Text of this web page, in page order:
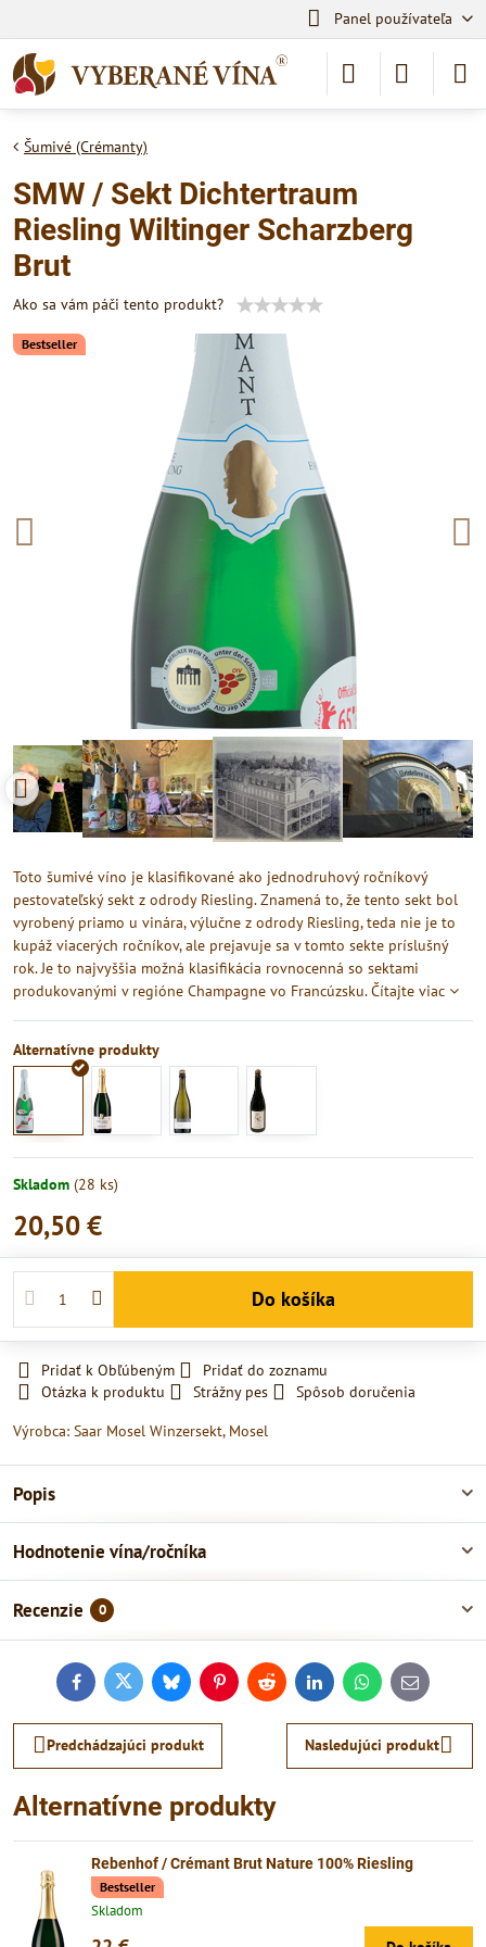
Panel používateľa
Bestseller
Šumivé (Crémanty)
SMW / Sekt Dichtertraum
Riesling Wiltinger Scharzberg
Brut
Ako sa vám páči tento produkt?
Toto šumivé víno je klasifikované ako jednodruhový ročníkový
pestovateľský sekt z odrody Riesling. Znamená to, že tento sekt bol
vyrobený priamo u vinára, výlučne z odrody Riesling, teda nie je to
kupáž viacerých ročníkov, ale prejavuje sa v tomto sekte príslušný
rok. Je to najvyššia možná klasifikácia rovnocenná so sektami
produkovanými v regióne Champagne vo Francúzsku.Čítajte viac
Skladom (28 ks)
20,50 €
Do košíka
Pridať k Obľúbeným
Pridať do zoznamu
Otázka k produktu
Strážny pes
Spôsob doručenia
Výrobca: Saar Mosel Winzersekt, Mosel
Popis
Hodnotenie vína/ročníka
Recenzie 0
FacebookTwitterBlueskyPinterestReddit LinkedInWhatsApp
E-
mail
Predchádzajúci produkt Nasledujúci produkt
Alternatívne produkty
Rebenhof / Crémant Brut Nature 100% Riesling
Bestseller
Skladom